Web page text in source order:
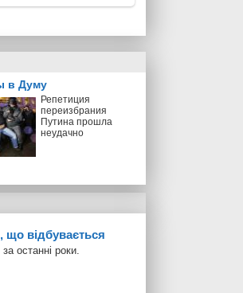
в Думу
Репетиция
переизбрания
Путина прошла
неудачно
що відбувається
останні роки.